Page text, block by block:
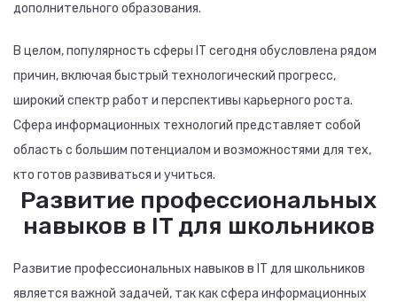
дополнительного образования.
В целом, популярность сферы IT сегодня обусловлена рядом
причин, включая быстрый технологический прогресс,
широкий спектр работ и перспективы карьерного роста.
Сфера информационных технологий представляет собой
область с большим потенциалом и возможностями для тех,
кто готов развиваться и учиться.
Развитие профессиональных
навыков в IT для школьников
Развитие профессиональных навыков в IT для школьников
является важной задачей, так как сфера информационных